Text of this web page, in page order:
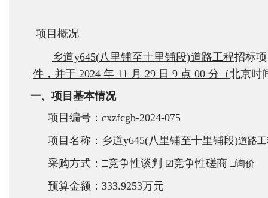
项目概况
乡道y645(八里铺至十里铺段)道路工程招标
件，并于 2024 年 11 月 29 日 9 点 00 分（北京时
一、项目基本情况
项目编号：cxzfcgb-2024-075
项目名称： 乡道y645(八里铺至十里铺段)道路
采购方式：□竞争性谈判 ☑竞争性磋商 □询价
预算金额：333.9253万元